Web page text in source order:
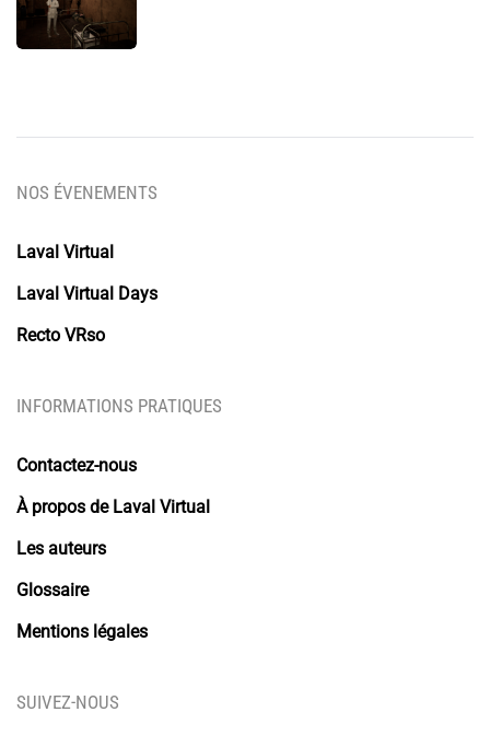
NOS ÉVENEMENTS
Laval Virtual
Laval Virtual Days
Recto VRso
INFORMATIONS PRATIQUES
Contactez-nous
À propos de Laval Virtual
Les auteurs
Glossaire
Mentions légales
SUIVEZ-NOUS